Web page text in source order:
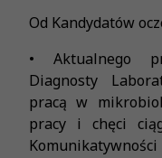
Od Kandydatów
• Aktualnego
Diagnosty
pracą w
pracy i chęci
Komunikatywności